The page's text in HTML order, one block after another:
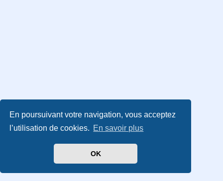
En poursuivant votre navigation, vous acceptez
l’utilisation de cookies. En savoir plus
OK